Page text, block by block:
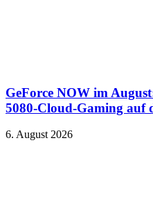
GeForce NOW im
5080-Cloud-Gaming auf
6. August 2026